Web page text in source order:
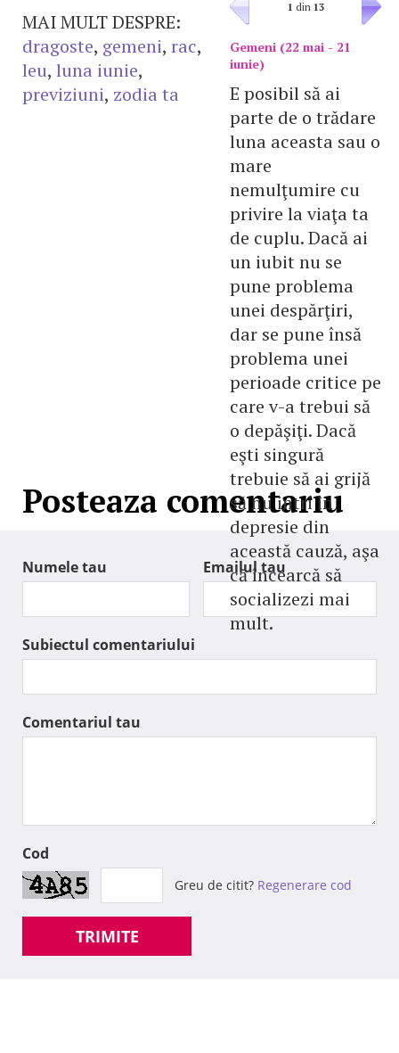
1 din 13
Gemeni (22 mai - 21
iunie)
E posibil să ai
parte de o trădare
luna aceasta sau o
mare
nemulţumire cu
privire la viaţa ta
de cuplu. Dacă ai
un iubit nu se
pune problema
unei despărţiri,
dar se pune însă
problema unei
perioade critice pe
care v-a trebui să
o depăşiţi. Dacă
eşti singură
trebuie să ai grijă
să nu intri în
depresie din
această cauză, aşa
că încearcă să
socializezi mai
mult.
MAI MULT DESPRE:
dragoste, gemeni, rac,
leu, luna iunie,
previziuni, zodia ta
Posteaza comentariu
Numele tau Emailul tau
Subiectul comentariului
Comentariul tau
Cod
Greu de citit? Regenerare cod
TRIMITE